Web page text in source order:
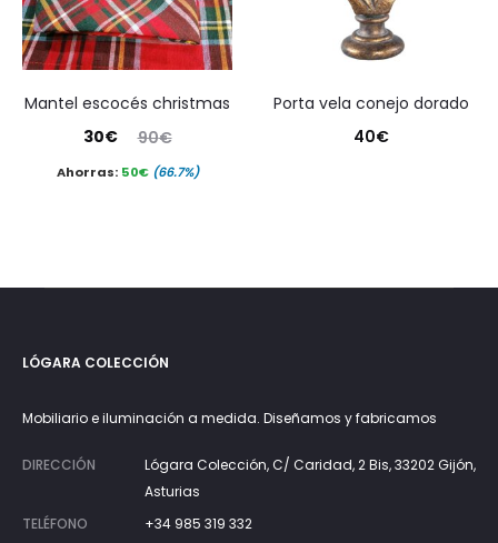
mantel escocés christmas
90€
El
precio
30€
precio
Ahorras: 50€ (66.7%)
porta vela conejo dorado
40€
LÓGARA COLECCIÓN
Mobiliario e iluminación a medida. Diseñamos y fabricamos
DIRECCIÓN
Lógara Colección, C/ Caridad, 2 Bis, 33202 Gijón,
Asturias
TELÉFONO
+34 985 319 332